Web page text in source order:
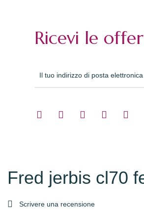
Ricevi le
Fred jerbis cl70
 Scrivere una recensione